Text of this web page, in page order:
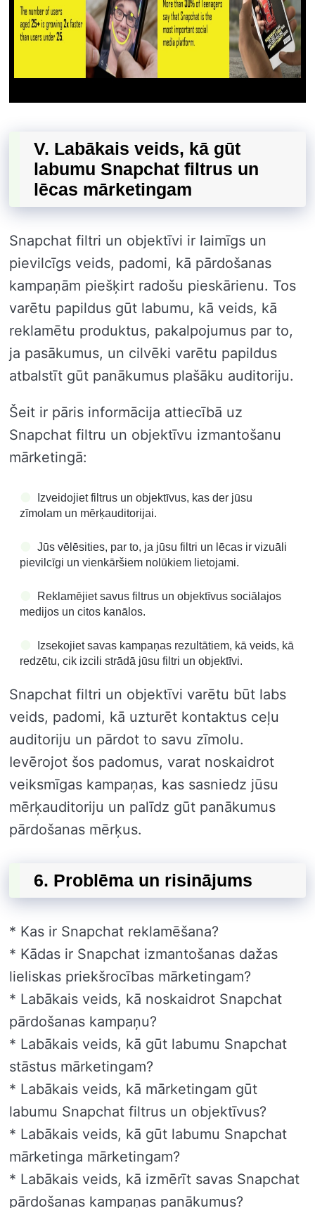
V. Labākais veids, kā gūt
labumu Snapchat filtrus un
lēcas mārketingam
Snapchat filtri un objektīvi ir laimīgs un
pievilcīgs veids, padomi, kā pārdošanas
kampaņām piešķirt radošu pieskārienu. Tos
varētu papildus gūt labumu, kā veids, kā
reklamētu produktus, pakalpojumus par to,
ja pasākumus, un cilvēki varētu papildus
atbalstīt gūt panākumus plašāku auditoriju.
Šeit ir pāris informācija attiecībā uz
Snapchat filtru un objektīvu izmantošanu
mārketingā:
Izveidojiet filtrus un objektīvus, kas der jūsu
zīmolam un mērķauditorijai.
Jūs vēlēsities, par to, ja jūsu filtri un lēcas ir vizuāli
pievilcīgi un vienkāršiem nolūkiem lietojami.
Reklamējiet savus filtrus un objektīvus sociālajos
medijos un citos kanālos.
Izsekojiet savas kampaņas rezultātiem, kā veids, kā
redzētu, cik izcili strādā jūsu filtri un objektīvi.
Snapchat filtri un objektīvi varētu būt labs
veids, padomi, kā uzturēt kontaktus ceļu
auditoriju un pārdot to savu zīmolu.
Ievērojot šos padomus, varat noskaidrot
veiksmīgas kampaņas, kas sasniedz jūsu
mērķauditoriju un palīdz gūt panākumus
pārdošanas mērķus.
6. Problēma un risinājums
* Kas ir Snapchat reklamēšana?
* Kādas ir Snapchat izmantošanas dažas
lieliskas priekšrocības mārketingam?
* Labākais veids, kā noskaidrot Snapchat
pārdošanas kampaņu?
* Labākais veids, kā gūt labumu Snapchat
stāstus mārketingam?
* Labākais veids, kā mārketingam gūt
labumu Snapchat filtrus un objektīvus?
* Labākais veids, kā gūt labumu Snapchat
mārketinga mārketingam?
* Labākais veids, kā izmērīt savas Snapchat
pārdošanas kampaņas panākumus?